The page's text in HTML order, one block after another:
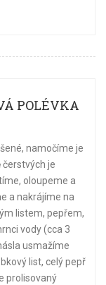
POLÉVKA
namočíme je
čerstvých je
oloupeme a
a nakrájíme na
listem, pepřem,
vody (cca 3
usmažíme
list, celý pepř
prolisovaný